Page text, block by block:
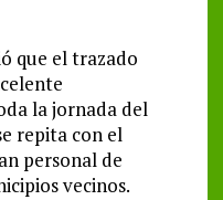
que el trazado
la jornada del
repita con el
personal de
vecinos.